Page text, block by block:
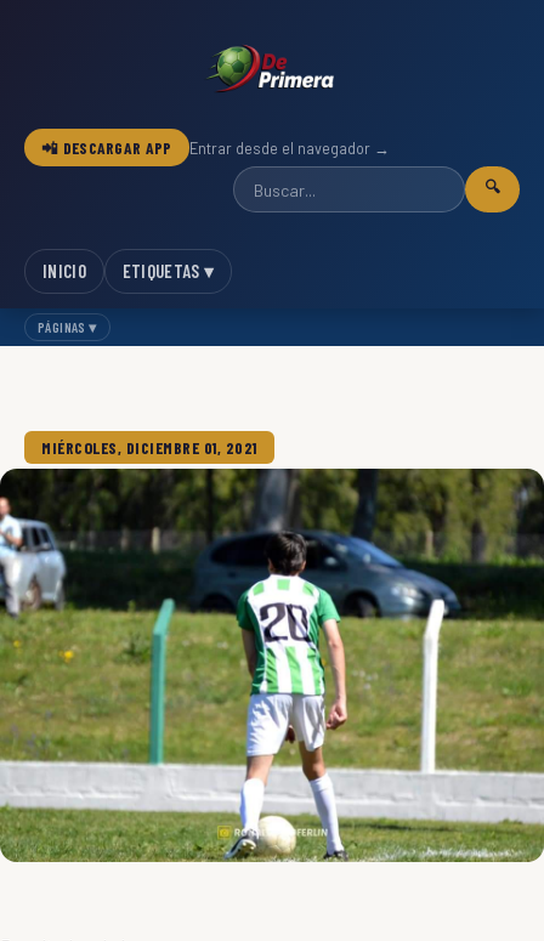
📲 DESCARGAR APP Entrar desde el navegador →
🔍
INICIO ETIQUETAS ▾
PÁGINAS ▾
MIÉRCOLES, DICIEMBRE 01, 2021